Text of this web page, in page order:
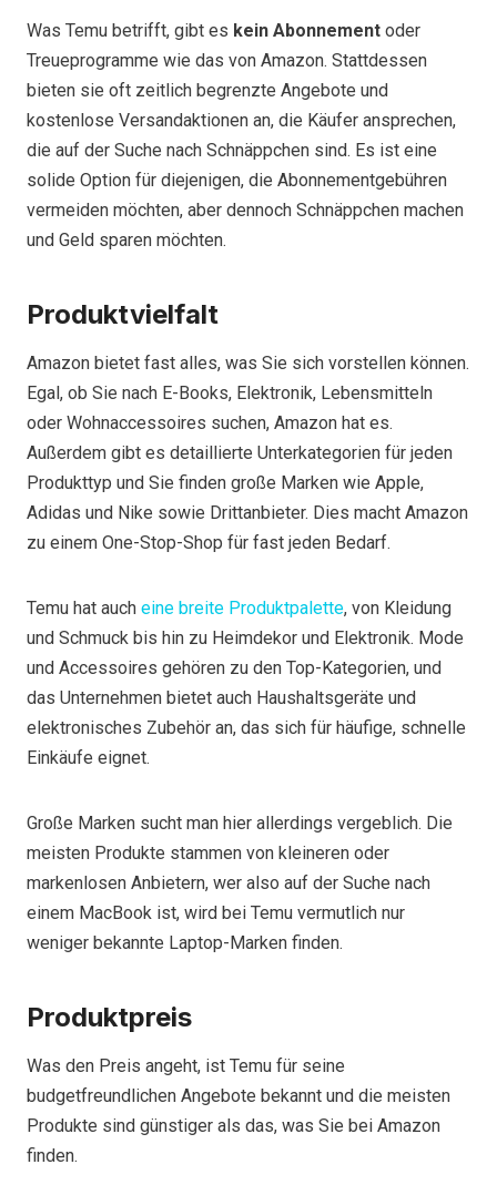
Was Temu betrifft, gibt es kein Abonnement oder
Treueprogramme wie das von Amazon. Stattdessen
bieten sie oft zeitlich begrenzte Angebote und
kostenlose Versandaktionen an, die Käufer ansprechen,
die auf der Suche nach Schnäppchen sind. Es ist eine
solide Option für diejenigen, die Abonnementgebühren
vermeiden möchten, aber dennoch Schnäppchen machen
und Geld sparen möchten.
Produktvielfalt
Amazon bietet fast alles, was Sie sich vorstellen können.
Egal, ob Sie nach E-Books, Elektronik, Lebensmitteln
oder Wohnaccessoires suchen, Amazon hat es.
Außerdem gibt es detaillierte Unterkategorien für jeden
Produkttyp und Sie finden große Marken wie Apple,
Adidas und Nike sowie Drittanbieter. Dies macht Amazon
zu einem One-Stop-Shop für fast jeden Bedarf.
Temu hat auch eine breite Produktpalette, von Kleidung
und Schmuck bis hin zu Heimdekor und Elektronik. Mode
und Accessoires gehören zu den Top-Kategorien, und
das Unternehmen bietet auch Haushaltsgeräte und
elektronisches Zubehör an, das sich für häufige, schnelle
Einkäufe eignet.
Große Marken sucht man hier allerdings vergeblich. Die
meisten Produkte stammen von kleineren oder
markenlosen Anbietern, wer also auf der Suche nach
einem MacBook ist, wird bei Temu vermutlich nur
weniger bekannte Laptop-Marken finden.
Produktpreis
Was den Preis angeht, ist Temu für seine
budgetfreundlichen Angebote bekannt und die meisten
Produkte sind günstiger als das, was Sie bei Amazon
finden.